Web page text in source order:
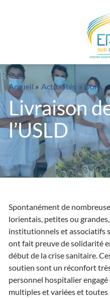
Livraison
l’USLD
Accueil » Actualités » Dons
Spontanément de
lorientais, petites ou
institutionnels et associatifs
ont fait preuve de solidarité
début de la crise sanitaire.
soutien sont un réconfort
personnel hospitalier
multiples et variées et